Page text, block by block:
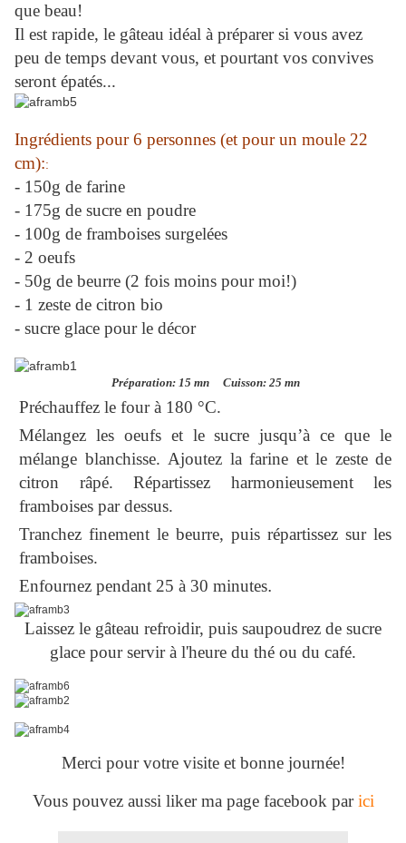
que beau!
Il est rapide, le gâteau idéal à préparer si vous avez
peu de temps devant vous, et pourtant vos convives
seront épatés...
Ingrédients pour 6 personnes (et pour un moule 22
cm)::
- 150g de farine
- 175g de sucre en poudre
- 100g de framboises surgelées
- 2 oeufs
- 50g de beurre (2 fois moins pour moi!)
- 1 zeste de citron bio
- sucre glace pour le décor
Préparation: 15 mn Cuisson: 25 mn
Préchauffez le four à 180 °C.
Mélangez les oeufs et le sucre jusqu’à ce que le
mélange blanchisse. Ajoutez la farine et le zeste de
citron râpé. Répartissez harmonieusement les
framboises par dessus.
Tranchez finement le beurre, puis répartissez sur les
framboises.
Enfournez pendant 25 à 30 minutes.
Laissez le gâteau refroidir, puis saupoudrez de sucre
glace pour servir à l'heure du thé ou du café.
Merci pour votre visite et bonne journée!
Vous pouvez aussi liker ma page facebook parici